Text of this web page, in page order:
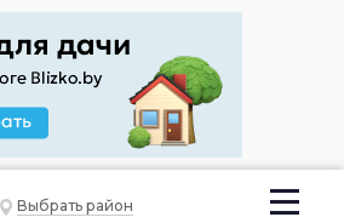
Выбрать район